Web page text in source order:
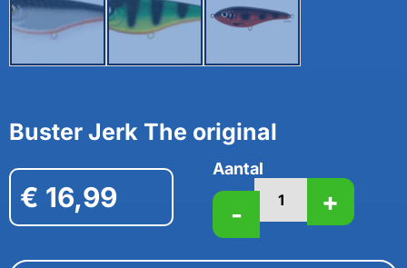
Buster Jerk The original
€ 16,99
Aantal
- +